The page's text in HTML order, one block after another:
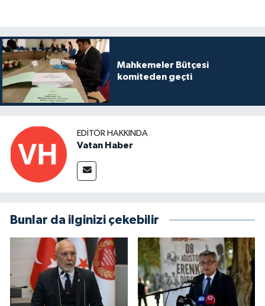
Mahkemeler Bütçesi
komiteden geçti
EDITÖR HAKKINDA
Vatan Haber
Bunlar da ilginizi çekebilir